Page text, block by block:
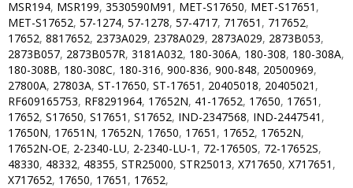
MSR194, MSR199, 3530590M91 , MET-S17650, MET-S17651 ,
MET-S17652, 57-1274, 57-1278, 57-4717, 717651 , 717652,
17652, 8817652, 2373A029, 2378A029, 2873A029, 2873B053,
2873B057, 2873B057R, 3181A032, 180-306A, 180-308, 180-308A,
180-308B, 180-308C, 180-316, 900-836, 900-848, 20500969,
27800A, 27803A, ST-17650, ST-17651 , 20405018, 20405021 ,
RF609165753, RF8291964, 17652N, 41-17652, 17650, 17651 ,
17652, S17650, S17651 , S17652, IND-2347568, IND-2447541 ,
17650N, 17651N, 17652N, 17650, 17651 , 17652, 17652N,
17652N-OE, 2-2340-LU, 2-2340-LU-1 , 72-17650S, 72-17652S,
48330, 48332, 48355, STR25000, STR25013, X717650, X717651 ,
X717652, 17650, 17651 , 17652,